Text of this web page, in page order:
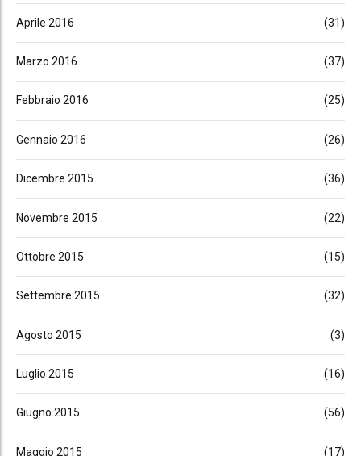
Aprile 2016 (31)
Marzo 2016 (37)
Febbraio 2016 (25)
Gennaio 2016 (26)
Dicembre 2015 (36)
Novembre 2015 (22)
Ottobre 2015 (15)
Settembre 2015 (32)
Agosto 2015 (3)
Luglio 2015 (16)
Giugno 2015 (56)
Maggio 2015 (17)